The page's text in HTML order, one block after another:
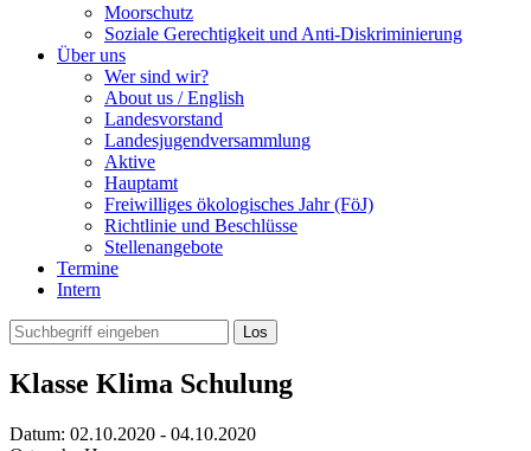
Moorschutz
Soziale Gerechtigkeit und Anti-Diskriminierung
Über uns
Wer sind wir?
About us / English
Landesvorstand
Landesjugendversammlung
Aktive
Hauptamt
Freiwilliges ökologisches Jahr (FöJ)
Richtlinie und Beschlüsse
Stellenangebote
Termine
Intern
Klasse Klima Schulung
Datum: 02.10.2020 - 04.10.2020